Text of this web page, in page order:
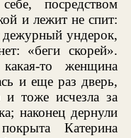
посредством
и лежит не спит:
дежурный ундерок,
«беги скорей».
то женщина
и еще раз дверь,
тоже исчезла за
наконец дернули
Катерина